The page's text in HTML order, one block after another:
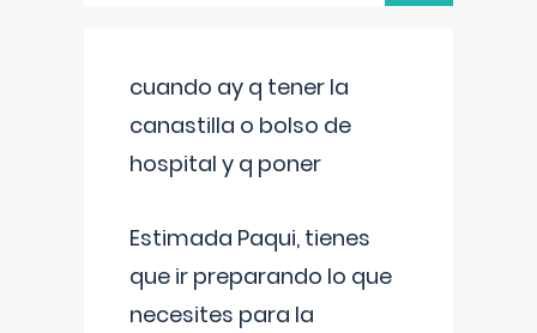
cuando ay q tener la
canastilla o bolso de
hospital y q poner
Estimada Paqui, tienes
que ir preparando lo que
necesites para la